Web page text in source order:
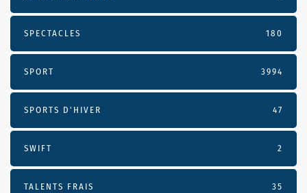
SPECTACLES 180
SPORT 3994
SPORTS D'HIVER 47
SWIFT 2
TALENTS FRAIS 35